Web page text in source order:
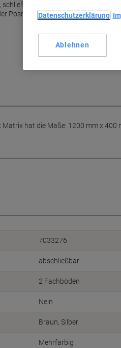
Sie einfach die Rollläden
Position stehen.
hat die Maße: 1200 mm x 400
7033276
abschließbar
2 Fachböden
Nein
Braun, Silber
Mehrfärbig
Datenschutzerklärung
Ablehnen